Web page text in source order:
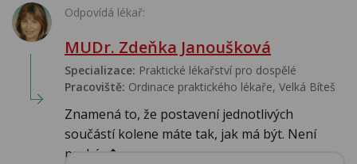
Odpovídá lékař:
MUDr. Zdeňka Janoušková
Specializace: Praktické lékařství pro dospělé
Pracoviště: Ordinace praktického lékaře, Velká Bíteš
Znamená to, že postavení jednotlivých
součástí kolene máte tak, jak má být. Není
prokáz�...